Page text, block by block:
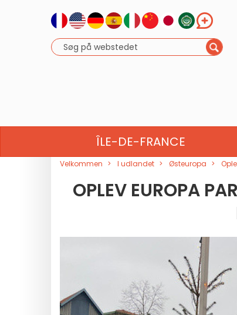
ÎLE-DE-FRANCE
NORDAFRIKA
Velkommen I udlandet Østeuropa
OPLEV EUROPA